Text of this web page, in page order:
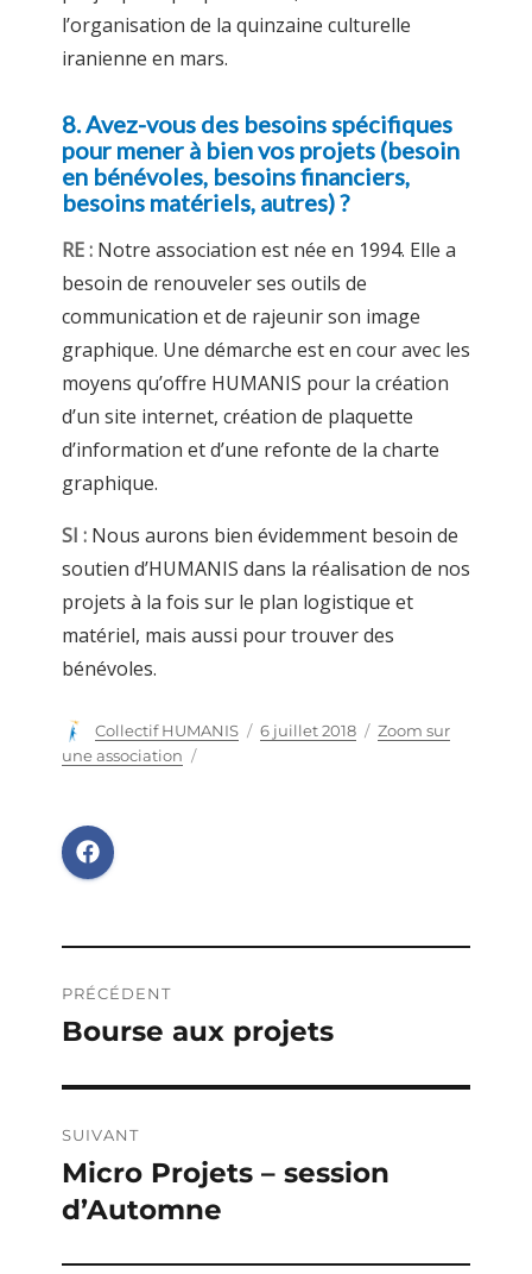
l’organisation de la quinzaine culturelle
iranienne en mars.
8. Avez-vous des besoins spécifiques
pour mener à bien vos projets (besoin
en bénévoles, besoins financiers,
besoins matériels, autres) ?
RE : Notre association est née en 1994. Elle a
besoin de renouveler ses outils de
communication et de rajeunir son image
graphique. Une démarche est en cour avec les
moyens qu’offre HUMANIS pour la création
d’un site internet, création de plaquette
d’information et d’une refonte de la charte
graphique.
SI : Nous aurons bien évidemment besoin de
soutien d’HUMANIS dans la réalisation de nos
projets à la fois sur le plan logistique et
matériel, mais aussi pour trouver des
bénévoles.
Auteur
Collectif HUMANIS
Publié
6 juillet 2018 Catégories
Zoom sur
une association
de
PRÉCÉDENT
Publication
Bourse aux projets
SUIVANT
Publication
suivante :
Micro Projets – session
d’Automne